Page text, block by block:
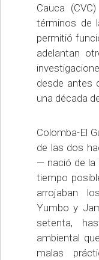
Cauca
términos de
permitió
adelantan
desde antes
una década
Colomba-El
de las dos
— nació de la
tiempo
arrojaban
Yumbo y
setenta,
ambiental
malas